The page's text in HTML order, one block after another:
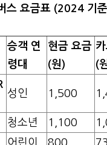
스 요금표 (2024 기
승객 연
령대
현금 요금
(원)
(
성인 1,500
청소년 1,100
어린이
800